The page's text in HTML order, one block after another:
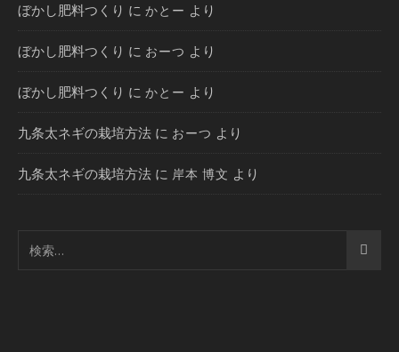
ぼかし肥料つくり に かとー より
ぼかし肥料つくり に おーつ より
ぼかし肥料つくり に かとー より
九条太ネギの栽培方法 に おーつ より
九条太ネギの栽培方法 に 岸本 博文 より